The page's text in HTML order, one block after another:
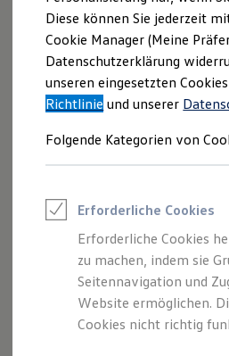
Kompaktwagen
Sportwagen
Schnell verfügbare Fahrzeuge
Angebote und Produkte
Aktuelle Angebote
E-Auto-Förderung
Volkswagen Marktplatz
Junge Gebrauchtwagen
Saisonangebote
Leasing
Leasing-Angebote
Gebrauchtwagen
Junge
Elektroauto Leasing
Kleinwagen-Leasing
Leasing ohne
Eine Klasse
Der Golf.
Diese können Sie jederzeit
Cookie Manager (Meine
Datenschutzerklärung
unseren eingesetzten
Richtlinie und unserer
Folgende Kategorien von
Erforderliche Cookies
Erforderliche Cookies
zu machen, indem sie
Seitennavigation und
Website ermöglichen.
Cookies nicht richtig